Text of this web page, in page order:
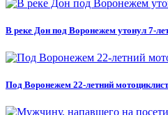
В реке Дон под Воронежем утонул 7-
Под Воронежем 22-летний